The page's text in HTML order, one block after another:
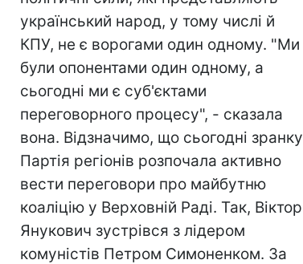
український народ, у тому числі й
КПУ, не є ворогами один одному. "Ми
були опонентами один одному, а
сьогодні ми є суб'єктами
переговорного процесу", - сказала
вона. Відзначимо, що сьогодні зранку
Партія регіонів розпочала активно
вести переговори про майбутню
коаліцію у Верховній Раді. Так, Віктор
Янукович зустрівся з лідером
комуністів Петром Симоненком. За